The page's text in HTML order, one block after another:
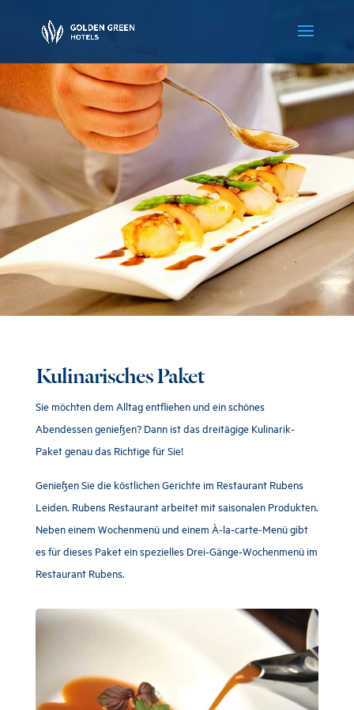
Kulinarisches Paket
Sie möchten dem Alltag entfliehen und ein schönes
Abendessen genießen? Dann ist das dreitägige Kulinarik-
Paket genau das Richtige für Sie!
Genießen Sie die köstlichen Gerichte im Restaurant Rubens
Leiden. Rubens Restaurant arbeitet mit saisonalen Produkten.
Neben einem Wochenmenü und einem À-la-carte-Menü gibt
es für dieses Paket ein spezielles Drei-Gänge-Wochenmenü im
Restaurant Rubens.